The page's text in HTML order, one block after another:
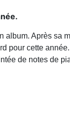
album. Après sa
pour cette
de notes de